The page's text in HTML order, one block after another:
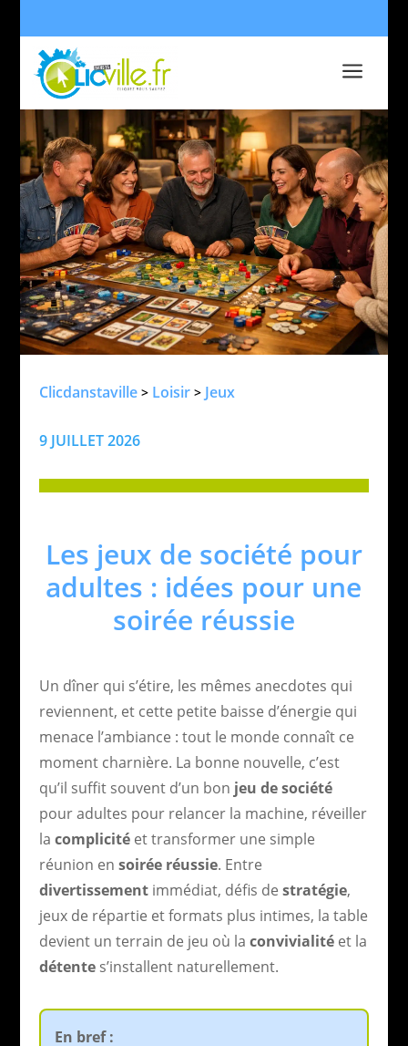
a
Clicdanstaville> Loisir> Jeux
9 JUILLET 2026
Les jeux de société pour
adultes : idées pour une
soirée réussie
Un dîner qui s’étire, les mêmes anecdotes qui
reviennent, et cette petite baisse d’énergie qui
menace l’ambiance : tout le monde connaît ce
moment charnière. La bonne nouvelle, c’est
qu’il suffit souvent d’un bon jeu de société
pour adultes pour relancer la machine, réveiller
la complicitéet transformer une simple
réunion en soirée réussie. Entre
divertissementimmédiat, défis de stratégie,
jeux de répartie et formats plus intimes, la table
devient un terrain de jeu où la convivialitéet la
détentes’installent naturellement.
En bref :